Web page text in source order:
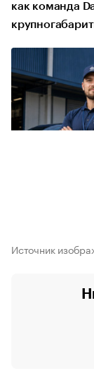
как команда
Источник